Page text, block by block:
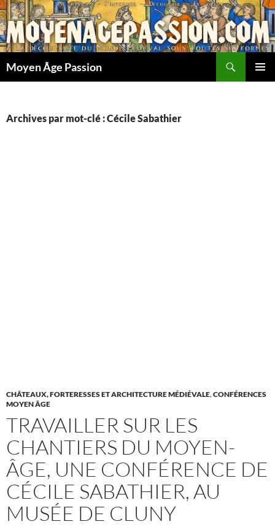
Aller
au
contenu
Moyen Âge Passion
Archives par mot-clé : Cécile Sabathier
CHÂTEAUX, FORTERESSES ET ARCHITECTURE MÉDIÉVALE,CONFÉRENCES
MOYEN ÂGE
TRAVAILLER SUR LES
CHANTIERS DU MOYEN-
ÂGE, UNE CONFÉRENCE DE
CÉCILE SABATHIER, AU
MUSÉE DE CLUNY